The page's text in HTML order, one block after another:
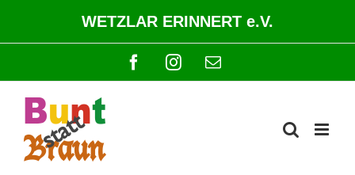
springen
WETZLAR ERINNERT e.V.
FacebookInstagram
E-
Mail